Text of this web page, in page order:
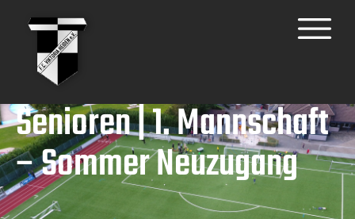
Senioren | 1. Mannschaft
– Sommer Neuzugang